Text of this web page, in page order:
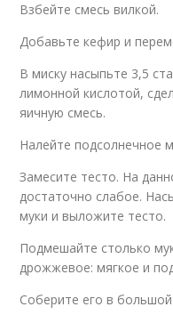
Взбейте смесь вилкой.
Добавьте кефир и
В миску насыпьте 3,5
лимонной кислотой,
яичную смесь.
Налейте подсолнечное
Замесите тесто. На
достаточно слабое.
муки и выложите тесто.
Подмешайте столько
дрожжевое: мягкое и
Соберите его в